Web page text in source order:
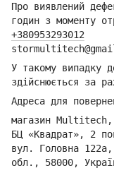
Про виявлений
годин з моменту
+380953293012
stormultitech@gmai
У такому випадку
здійснюється за
Адреса для
магазин Multitech,
БЦ «Квадрат», 2
вул. Головна
обл., 58000,